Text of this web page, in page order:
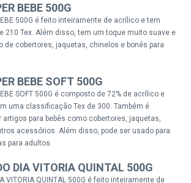
BEBE 500G
500G é feito inteiramente de acrílico e tem
210 Tex. Além disso, tem um toque muito suave e
de cobertores, jaquetas, chinelos e bonés para
BEBE SOFT 500G
SOFT 500G é composto de 72% de acrílico e
uma classificação Tex de 300. Também é
para bebês como cobertores, jaquetas,
acessórios. Além disso, pode ser usado para
para adultos.
DIA VITORIA QUINTAL 500G
VITORIA QUINTAL 500G é feito inteiramente de